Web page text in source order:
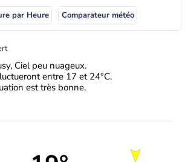
par Heure Comparateur météo
Ciel peu nuageux.
entre 17 et 24°C.
est très bonne.